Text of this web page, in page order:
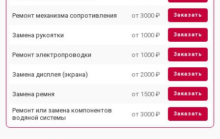
Ремонт механизма сопротивления от 3000 ₽ Заказать
Замена рукоятки от 1000 ₽ Заказать
Ремонт электропроводки от 1000 ₽ Заказать
Замена дисплея (экрана) от 2000 ₽ Заказать
Замена ремня от 1500 ₽ Заказать
Ремонт или замена компонентов
водяной системы
от 3000 ₽ Заказать